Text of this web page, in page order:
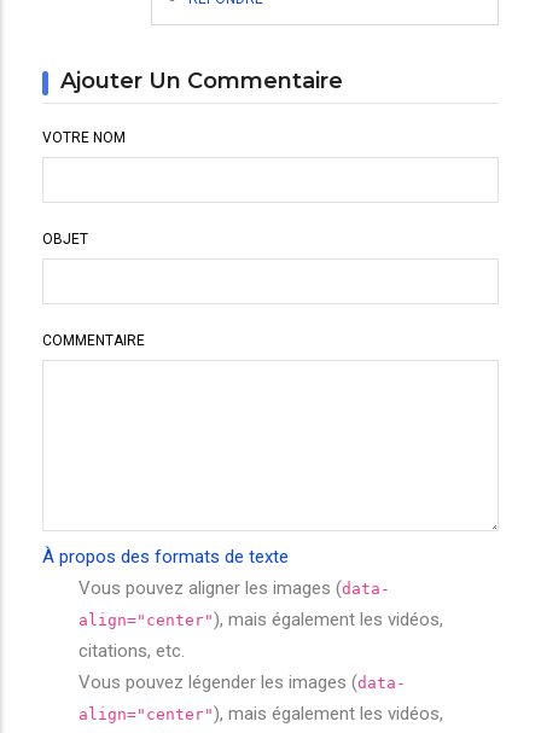
Ajouter Un Commentaire
VOTRE NOM
OBJET
COMMENTAIRE
À propos des formats de texte
Vous pouvez aligner les images (data-
align="center"), mais également les vidéos,
citations, etc.
Vous pouvez légender les images (data-
align="center"), mais également les vidéos,